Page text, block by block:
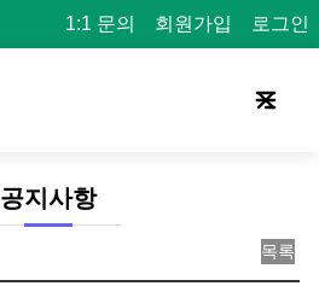
1:1 문의 회원가입 로그인
공지사항
목록